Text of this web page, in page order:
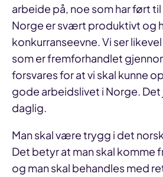
arbeide på, noe som har ført
Norge er svært produktivt og
konkurranseevne. Vi ser
som er fremforhandlet
forsvares for at vi skal kunne
gode arbeidslivet i Norge.
daglig.
Man skal være trygg i det
Det betyr at man skal komme
og man skal behandles med